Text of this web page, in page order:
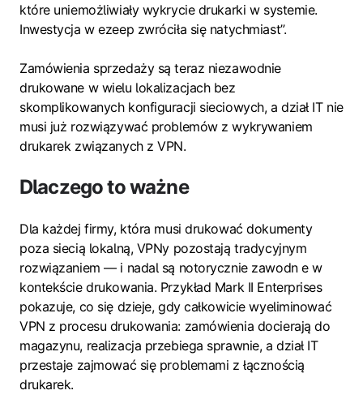
które uniemożliwiały wykrycie drukarki w systemie.
Inwestycja w ezeep zwróciła się natychmiast”.
Zamówienia sprzedaży są teraz niezawodnie
drukowane w wielu lokalizacjach bez
skomplikowanych konfiguracji sieciowych, a dział IT nie
musi już rozwiązywać problemów z wykrywaniem
drukarek związanych z VPN.
Dlaczego to ważne
Dla każdej firmy, która musi drukować dokumenty
poza siecią lokalną, VPNy pozostają tradycyjnym
rozwiązaniem — i nadal są notorycznie zawodn e w
kontekście drukowania. Przykład Mark II Enterprises
pokazuje, co się dzieje, gdy całkowicie wyeliminować
VPN z procesu drukowania: zamówienia docierają do
magazynu, realizacja przebiega sprawnie, a dział IT
przestaje zajmować się problemami z łącznością
drukarek.